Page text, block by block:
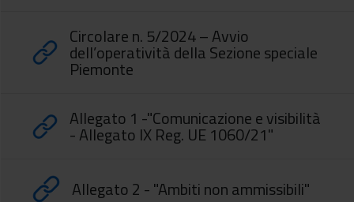
Circolare n. 5/2024 – Avvio
dell’operatività della Sezione speciale
Piemonte
Allegato 1 -"Comunicazione e visibilità
- Allegato IX Reg. UE 1060/21"
Allegato 2 - "Ambiti non ammissibili"